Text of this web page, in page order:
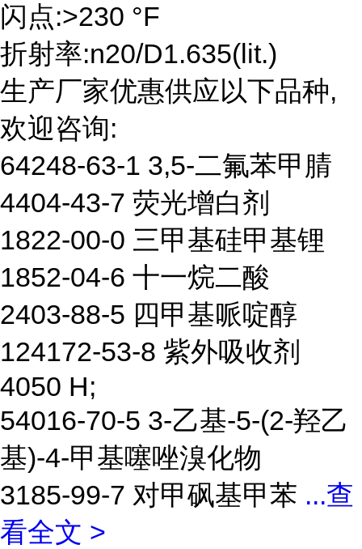
闪点:>230 °F
折射率:n20/D1.635(lit.)
生产厂家优惠供应以下品种,
欢迎咨询:
64248-63-1 3,5-二氟苯甲腈
4404-43-7 荧光增白剂
1822-00-0 三甲基硅甲基锂
1852-04-6 十一烷二酸
2403-88-5 四甲基哌啶醇
124172-53-8 紫外吸收剂
4050 H;
54016-70-5 3-乙基-5-(2-羟乙
基)-4-甲基噻唑溴化物
3185-99-7 对甲砜基甲苯 ...查
看全文 >